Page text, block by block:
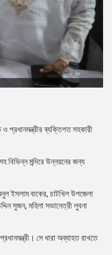
ও প্রধানমন্ত্রীর ব্যক্তিগত সহকারী
বিভিন্ন মন্দিরে উন্নয়নের জন্য
ইসলাম বাকের, চাটখিল উপজেলা
সুজন, মহিলা সভানেত্রী লুবনা
সে ধারা অব্যাহত রাখতে